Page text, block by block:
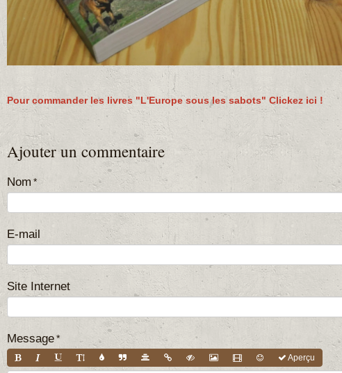
Pour commander les livres "L'Europe sous les sabots" Clickez ici !
Ajouter un commentaire
Nom
E-mail
Site Internet
Message
Aperçu